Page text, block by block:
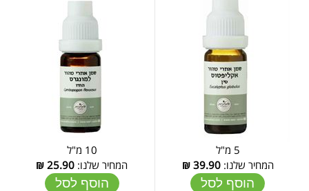
5 מ"ל
המחיר שלנו:39.90
₪
הוסף לסל
10 מ"ל
המחיר שלנו: 25.90
₪
הוסף לסל